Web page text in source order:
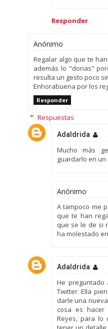
Responder
Anónimo
Regalar algo que te
además lo "donas"
resulta un gesto poco
Enhorabuena por los
Responder
Respuestas
Adaldrida
Mucho más
guardarlo en
Anónimo
A tampoco me
que te han
que se le de si
ha molestado
Adaldrida
He preguntado
Twitter. Ella
darle una
cosa es
Reyes, para lo